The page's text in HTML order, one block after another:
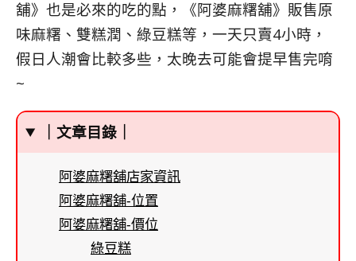
舖》也是必來的吃的點，《阿婆麻糬舖》販售原
味麻糬 、 雙糕潤 、 綠豆糕等 ， 一天只賣4小時 ，
假日人潮會比較多些 ，太晚去可能會提早售完唷
~
｜文章目錄｜
阿婆麻糬舖店家資訊
阿婆麻糬舖-位置
阿婆麻糬舖-價位
綠豆糕